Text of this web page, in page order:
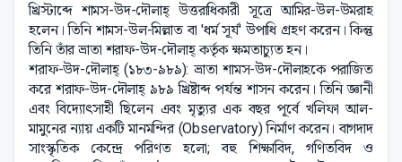
খ্রিস্টাব্দে শামস-উদ-দৌলাহ্ উত্তরাধিকারী সূত্রে আমির-উল-উমরাহ
হলেন। তিনি শামস-উল-মিল্লাত বা 'ধর্ম সূর্য' উপাধি গ্রহণ করেন। কিন্তু
তিনি তাঁর ভ্রাতা শরাফ-উদ-দৌলাহ্ কর্তৃক ক্ষমতাচ্যুত হন।
শরাফ-উদ-দৌলাহ্ (১৮৩-৯৮৯): ভ্রাতা শামস-উদ-দৌলাহকে পরাজিত
করে শরাফ-উদ-দৌলাহ্ ৯৮৯ খ্রিষ্টাব্দ পর্যন্ত শাসন করেন। তিনি জ্ঞানী
এবং বিদ্যোৎসাহী ছিলেন এবং মৃত্যুর এক বছর পূর্বে খলিফা আল-
মামুনের ন্যায় একটি মানমন্দির (Observatory) নির্মাণ করেন। বাগদাদ
সাংস্কৃতিক কেন্দ্রে পরিণত হলো; বহু শিক্ষাবিদ, গণিতবিদ ও